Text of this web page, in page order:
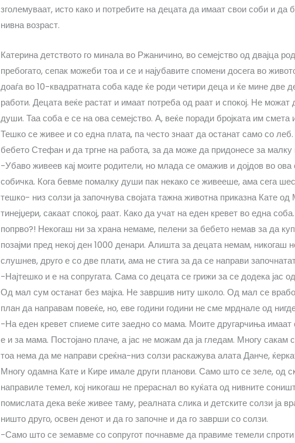
зголемуваат, исто како и потребите на децата да имаат свои соби и да
нивна возраст.
Катерина детството го минала во Ржаничино, во семејство од двајца
пребогато, сепак можеби тоа и се и најубавите спомени досега во
доаѓа во 10-квадратната соба каде ќе роди четири деца и ќе мине две
работи. Децата веќе растат и имаат потреба од раат и спокој. Не
души. Таа соба е се на ова семејство. А, веќе поради бројката им смета
Тешко се живее и со една плата, па често знаат да останат само со
бебето Стефан и да тргне на работа, за да може да придонесе за малку
-Убаво живеев кај моите родители, но млада се омажив и дојдов во
собичка. Кога бевме помалку души пак некако се живееше, ама сега
тешко- низ солзи ја започнува својата тажна животна приказна Кате
тинејџери, сакаат спокој, раат. Како да учат на еден кревет во една
попрво?! Некогаш ни за храна немаме, пелени за бебето немав за да
позајми пред некој ден 1000 денари. Алишта за децата немам, никогаш
слушнев, друго е со две плати, ама не стига за да се направи
-Најтешко и е на сопругата. Сама со децата се грижи за се додека јас
Од мал сум останат без мајка. Не завршив ниту школо. Од мал се
план да направам повеќе, но, еве години години не сме мрднале од
-На еден кревет спиеме сите заедно со мама. Моите другарчиња
е и за мама. Постојано плаче, а јас не можам да ја гледам. Многу
тоа нема да ме направи среќна-низ солзи раскажува алата Данче,
Многу одамна Кате и Кире имале други планови. Само што се зеле, од
направиле темел, кој никогаш не прераснал во куќата од нивните
помислата дека веќе живее таму, реалната слика и детските солзи ја
ништо друго, освен денот и да го започне и да го заврши со солзи.
-Само што се земавме со сопругот почнавме да правиме темели